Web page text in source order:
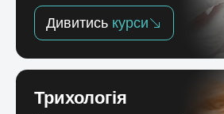
Дивитись курси
Трихологія